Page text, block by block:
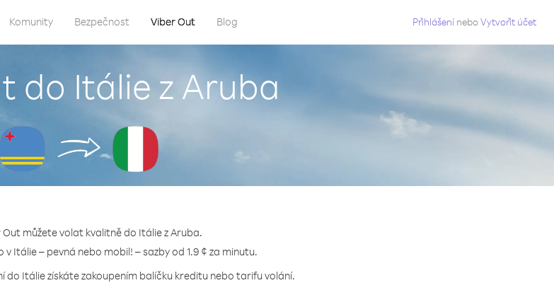
Komunity Bezpečnost Viber Out Blog Přihlášení neboVytvořit účet
do Itálie z Aruba
Out můžete volat kvalitně do Itálie z Aruba.
v Itálie – pevná nebo mobil! – sazby od 1.9 ¢ za minutu.
do Itálie získáte zakoupením balíčku kreditu nebo tarifu volání.